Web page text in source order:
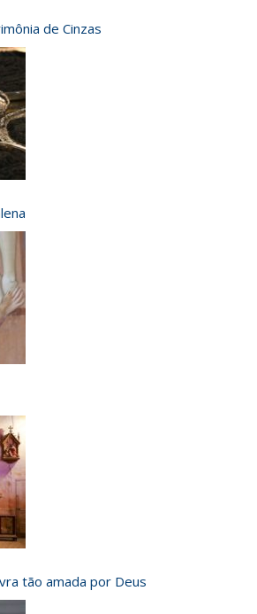
de Cinzas
tão amada por Deus